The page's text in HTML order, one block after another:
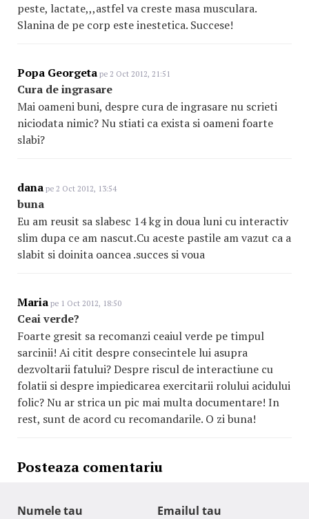
peste, lactate,,,astfel va creste masa musculara.
Slanina de pe corp este inestetica. Succese!
Popa Georgeta pe 2 Oct 2012, 21:51
Cura de ingrasare
Mai oameni buni, despre cura de ingrasare nu scrieti
niciodata nimic? Nu stiati ca exista si oameni foarte
slabi?
dana pe 2 Oct 2012, 13:54
buna
Eu am reusit sa slabesc 14 kg in doua luni cu interactiv
slim dupa ce am nascut.Cu aceste pastile am vazut ca a
slabit si doinita oancea .succes si voua
Maria pe 1 Oct 2012, 18:50
Ceai verde?
Foarte gresit sa recomanzi ceaiul verde pe timpul
sarcinii! Ai citit despre consecintele lui asupra
dezvoltarii fatului? Despre riscul de interactiune cu
folatii si despre impiedicarea exercitarii rolului acidului
folic? Nu ar strica un pic mai multa documentare! In
rest, sunt de acord cu recomandarile. O zi buna!
Posteaza comentariu
Numele tau Emailul tau